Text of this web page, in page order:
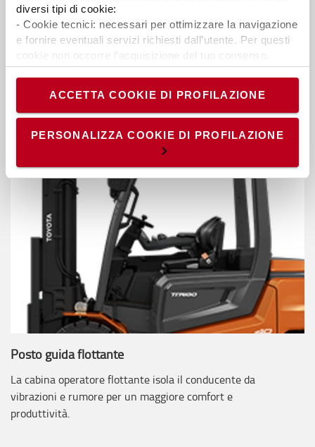
diversi tipi di cookie:
- Cookie tecnici: necessari per ottimizzare la navigazione
e fornire eventuali servizi richiesti dall’utente. Per questi
cookie non occorre l’acquisizione del tuo consenso.
- Cookie analytics/statistici: equiparati ai tecnici, sono
aggregate, al fine di ottimizzare il sito. Per questi cookie
non occorre l’acquisizione del tuo consenso.
- Cookie di profilazione/marketing: sono utilizzati, solo
previo tuo consenso, per esaminare le tue abitudini di
navigazione e mostrarti quindi avvisi pubblicitari mirati, in
linea con le tue preferenze.
Ti chiediamo di effettuare le tue scelte sull’utilizzo dei
cookie di profilazione, selezionando uno dei bottoni sotto
riportati. Puoi avere maggiori dettagli visionando
Informativa estesa cookie. La chiusura del presente
banner comporterà il permanere dei soli cookie tecnici ed
analytics, per i quali non occorre il tuo consenso. Potrai
comunque modificare le tue scelte in qualsiasi momento,
accedendo al link presente nel footer.
ACCETTA COOKIE DI PROFILAZIONE
PERSONALIZZA COOKIE DI PROFILAZIONE
Prima la sicurezza
Toyota System of Active Stability e altre opzioni di
sicurezza, come luci rosse laterali, SEnS+, telecamera
posteriore e luci blu, sono disponibili
Posto guida flottante
La cabina operatore flottante isola il conducente da
vibrazioni e rumore per un maggiore comfort e
produttività.